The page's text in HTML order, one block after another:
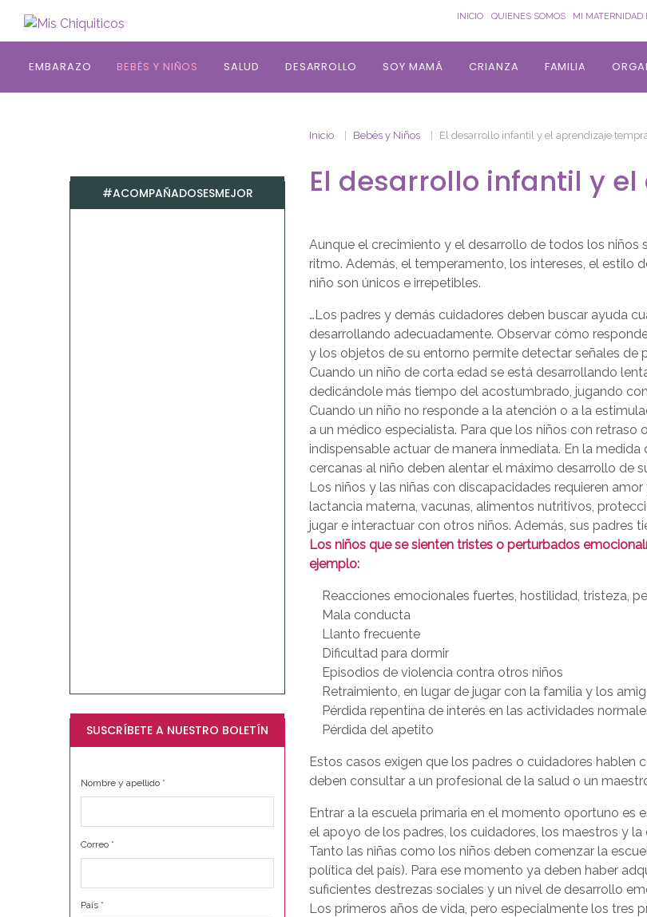
INICIO QUIENES SOMOS MI MATERNIDAD
EMBARAZO BEBÉS Y NIÑOS SALUD DESARROLLO SOY MAMÁ CRIANZA FAMILIA
Inicio Bebés y Niños El desarrollo infantil y el aprendizaje
El desarrollo infantil y
Aunque el crecimiento y el desarrollo de todos los niños
ritmo. Además, el temperamento, los intereses, el estilo
niño son únicos e irrepetibles.
…Los padres y demás cuidadores deben buscar ayuda
desarrollando adecuadamente. Observar cómo
y los objetos de su entorno permite detectar señales
Cuando un niño de corta edad se está desarrollando
dedicándole más tiempo del acostumbrado, jugando
Cuando un niño no responde a la atención o a la
a un médico especialista. Para que los niños con
indispensable actuar de manera inmediata. En la
cercanas al niño deben alentar el máximo desarrollo de
Los niños y las niñas con discapacidades requieren
lactancia materna, vacunas, alimentos nutritivos,
jugar e interactuar con otros niños. Además, sus padres
Los niños que se sienten tristes o perturbados
ejemplo:
Reacciones emocionales fuertes, hostilidad, tristeza,
Mala conducta
Llanto frecuente
Dificultad para dormir
Episodios de violencia contra otros niños
Retraimiento, en lugar de jugar con la familia y los
Pérdida repentina de interés en las actividades
Pérdida del apetito
Estos casos exigen que los padres o cuidadores hablen
deben consultar a un profesional de la salud o un
Entrar a la escuela primaria en el momento oportuno es
el apoyo de los padres, los cuidadores, los maestros y
Tanto las niñas como los niños deben comenzar la
política del país). Para ese momento ya deben haber
suficientes destrezas sociales y un nivel de desarrollo
Los primeros años de vida, pero especialmente los tres
#ACOMPAÑADOSESMEJOR
SUSCRÍBETE A NUESTRO BOLETÍN
Nombre y apellido *
Correo *
País *